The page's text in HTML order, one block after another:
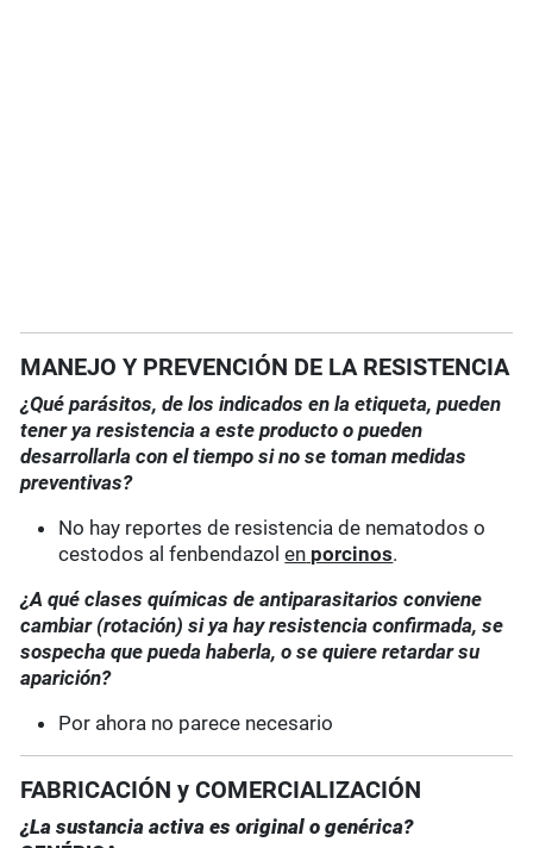
MANEJO Y PREVENCIÓN DE LA RESISTENCIA
¿Qué parásitos, de los indicados en la etiqueta, pueden
tener ya resistencia a este producto o pueden
desarrollarla con el tiempo si no se toman medidas
preventivas?
No hay reportes de resistencia de nematodos o
cestodos al fenbendazolen porcinos.
¿A qué clases químicas de antiparasitarios conviene
cambiar (rotación) si ya hay resistencia confirmada, se
sospecha que pueda haberla, o se quiere retardar su
aparición?
Por ahora no parece necesario
FABRICACIÓN y COMERCIALIZACIÓN
¿La sustancia activa es original o genérica?